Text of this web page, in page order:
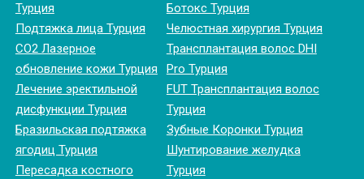
Турция
Подтяжка лица Турция
CO2 Лазерное
обновление кожи Турция
Лечение эректильной
дисфункции Турция
Бразильская подтяжка
ягодиц Турция
Пересадка костного
Ботокс Турция
Челюстная хирургия Турция
Трансплантация волос DHI
Pro Турция
FUT Трансплантация волос
Турция
Зубные Коронки Турция
Шунтирование желудка
Турция